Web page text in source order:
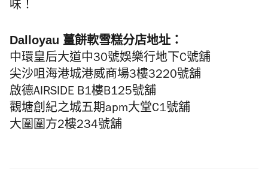
味！
Dalloyau 薑餅軟雪糕分店地址：
中環皇后大道中30號娛樂行地下C號舖
尖沙咀海港城港威商場3樓3220號舖
啟德AIRSIDE B1樓B125號舖
觀塘創紀之城五期apm大堂C1號舖
大圍圍方2樓234號舖